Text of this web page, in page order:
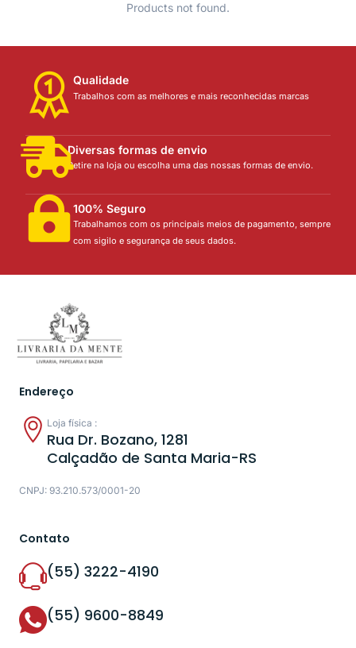
Products not found.
Qualidade
Trabalhos com as melhores e mais reconhecidas marcas
Diversas formas de envio
Retire na loja ou escolha uma das nossas formas de envio.
100% Seguro
Trabalhamos com os principais meios de pagamento, sempre
com sigilo e segurança de seus dados.
Endereço
Loja física :
Rua Dr. Bozano, 1281
Calçadão de Santa Maria-RS
CNPJ: 93.210.573/0001-20
Contato
(55) 3222-4190
(55) 9600-8849